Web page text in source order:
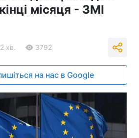
місяця - ЗМІ
2 хв. 3792
на нас в Google